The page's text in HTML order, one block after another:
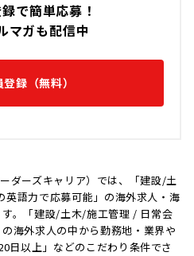
で簡単応募！
マガも配信中
録（無料）
ダーズキャリア）では、「建設/土
語力で応募可能」の海外求人・海
。「建設/土木/施工管理 / 日常会
海外求人の中から勤務地・業界や
日以上」などのこだわり条件でさ